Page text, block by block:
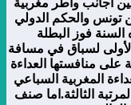
أجانب واطر مغربية
والحكم الدولي
فوز البطلة
الأولى لسباق في مسافة
منافستها العداءة
المغربية السباعي
الثالثة.اما صنف